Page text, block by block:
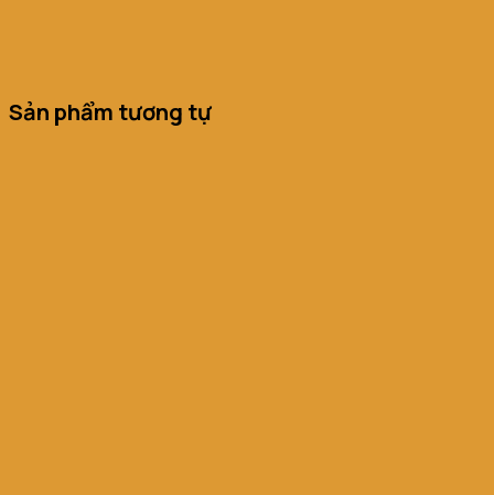
Sản phẩm tương tự